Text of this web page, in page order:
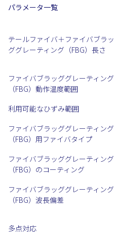
パラメータ一覧
テールファイバ＋ファイバブラッ
ググレーティング（FBG）長さ
ファイバブラッググレーティング
（FBG）動作温度範囲
利用可能なひずみ範囲
ファイバブラッググレーティング
（FBG）用ファイバタイプ
ファイバブラッググレーティング
（FBG）のコーティング
ファイバブラッググレーティング
（FBG）波長偏差
多点対応